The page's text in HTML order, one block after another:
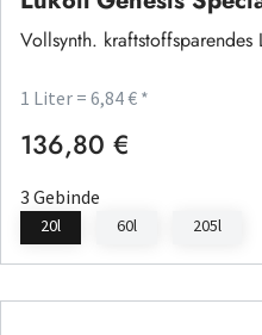
Vollsynth.
1 Liter = 6,84 € *
Regulärer Preis:
136,80 €
3 Gebinde
20l 60l 205l